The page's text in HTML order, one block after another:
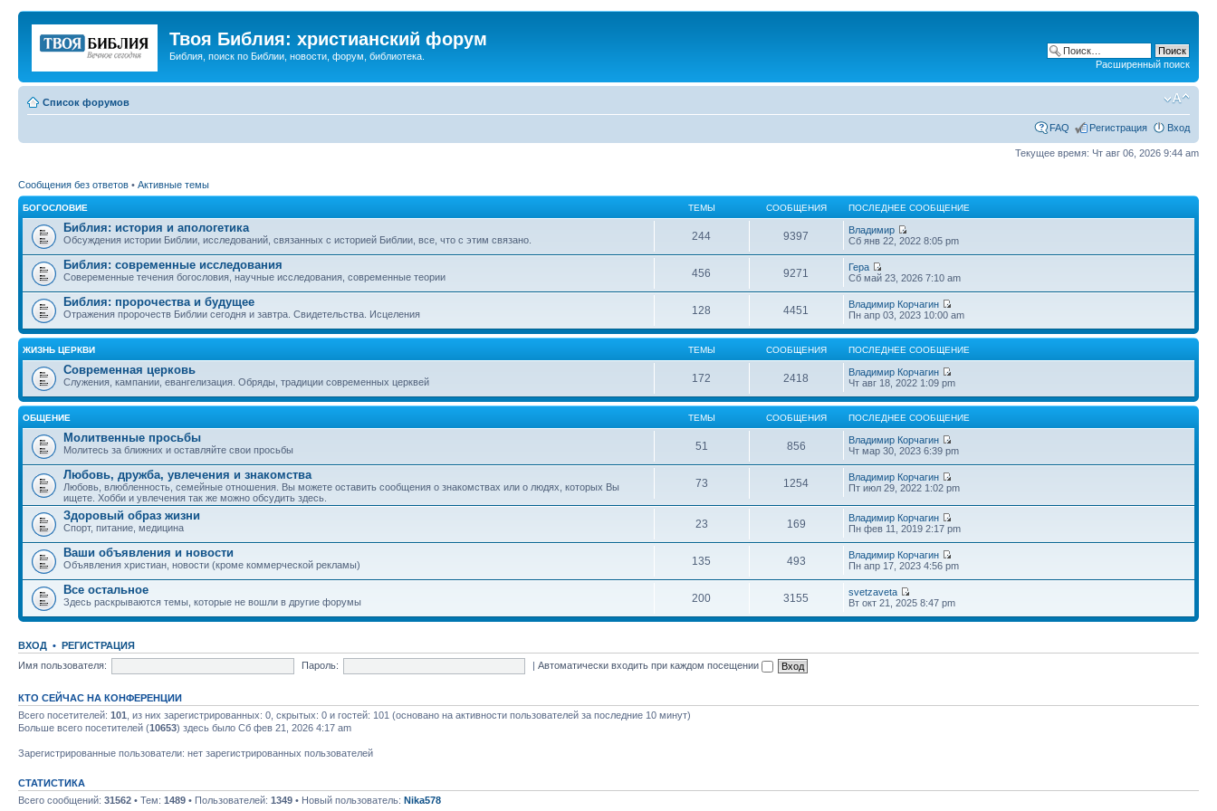
Твоя Библия: христианский форум
Библия, поиск по Библии, новости, форум, библиотека.
Расширенный поиск
Список форумов
FAQ Регистрация Вход
Текущее время: Чт авг 06, 2026 9:44 am
Сообщения без ответов • Активные темы
БОГОСЛОВИЕ ТЕМЫ СООБЩЕНИЯ ПОСЛЕДНЕЕ СООБЩЕНИЕ
Библия: история и апологетика
Обсуждения истории Библии, исследований, связанных с историей Библии, все, что с этим связано. 244 9397
Владимир
Сб янв 22, 2022 8:05 pm
Библия: современные исследования
Совеременные течения богословия, научные исследования, современные теории 456 9271
Гера
Сб май 23, 2026 7:10 am
Библия: пророчества и будущее
Отражения пророчеств Библии сегодня и завтра. Свидетельства. Исцеления 128 4451
Владимир Корчагин
Пн апр 03, 2023 10:00 am
ЖИЗНЬ ЦЕРКВИ ТЕМЫ СООБЩЕНИЯ ПОСЛЕДНЕЕ СООБЩЕНИЕ
Современная церковь
Служения, кампании, евангелизация. Обряды, традиции современных церквей 172 2418
Владимир Корчагин
Чт авг 18, 2022 1:09 pm
ОБЩЕНИЕ ТЕМЫ СООБЩЕНИЯ ПОСЛЕДНЕЕ СООБЩЕНИЕ
Молитвенные просьбы
Молитесь за ближних и оставляйте свои просьбы 51 856
Владимир Корчагин
Чт мар 30, 2023 6:39 pm
Любовь, дружба, увлечения и знакомства
Любовь, влюбленность, семейные отношения. Вы можете оставить сообщения о знакомствах или о людях, которых Вы
ищете. Хобби и увлечения так же можно обсудить здесь.
73 1254
Владимир Корчагин
Пт июл 29, 2022 1:02 pm
Здоровый образ жизни
Спорт, питание, медицина 23 169
Владимир Корчагин
Пн фев 11, 2019 2:17 pm
Ваши объявления и новости
Объявления христиан, новости (кроме коммерческой рекламы) 135 493
Владимир Корчагин
Пн апр 17, 2023 4:56 pm
Все остальное
Здесь раскрываются темы, которые не вошли в другие форумы 200 3155
svetzaveta
Вт окт 21, 2025 8:47 pm
ВХОД • РЕГИСТРАЦИЯ
Имя пользователя:
Пароль: |Автоматически входить при каждом посещении
КТО СЕЙЧАС НА КОНФЕРЕНЦИИ
Всего посетителей: 101 , из них зарегистрированных: 0, скрытых: 0 и гостей: 101 (основано на активности пользователей за последние 10 минут)
Больше всего посетителей (10653) здесь было Сб фев 21, 2026 4:17 am
Зарегистрированные пользователи: нет зарегистрированных пользователей
СТАТИСТИКА
Всего сообщений: 31562 • Тем: 1489 • Пользователей: 1349 • Новый пользователь: Nika578